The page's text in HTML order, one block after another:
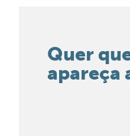
Quer
apareça